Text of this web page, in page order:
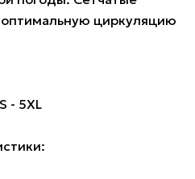
циркуляцию
- 5XL